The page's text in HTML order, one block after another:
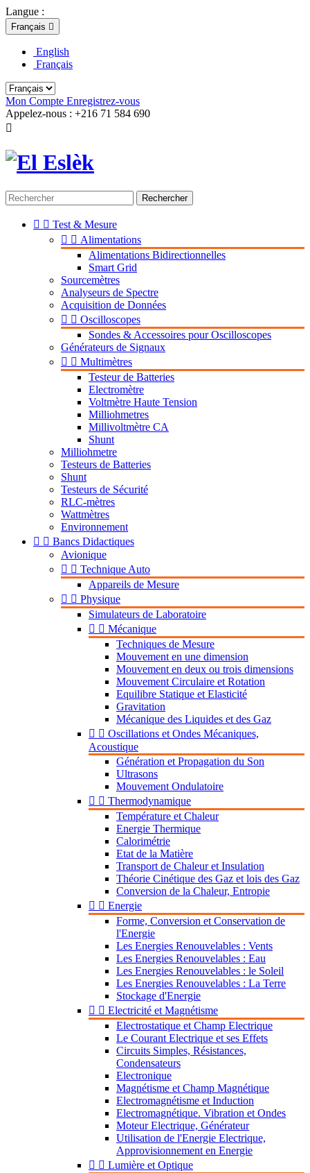
Langue :
Français 
English
Français
Mon Compte Enregistrez-vous
Appelez-nous : +216 71 584 690

Rechercher
  Test & Mesure
  Alimentations
Alimentations Bidirectionnelles
Smart Grid
Sourcemètres
Analyseurs de Spectre
Acquisition de Données
  Oscilloscopes
Sondes & Accessoires pour Oscilloscopes
Générateurs de Signaux
  Multimètres
Testeur de Batteries
Electromètre
Voltmètre Haute Tension
Milliohmetres
Millivoltmètre CA
Shunt
Milliohmetre
Testeurs de Batteries
Shunt
Testeurs de Sécurité
RLC-mètres
Wattmètres
Environnement
  Bancs Didactiques
Avionique
  Technique Auto
Appareils de Mesure
  Physique
Simulateurs de Laboratoire
  Mécanique
Techniques de Mesure
Mouvement en une dimension
Mouvement en deux ou trois dimensions
Mouvement Circulaire et Rotation
Equilibre Statique et Elasticité
Gravitation
Mécanique des Liquides et des Gaz
  Oscillations et Ondes Mécaniques,
Acoustique
Génération et Propagation du Son
Ultrasons
Mouvement Ondulatoire
  Thermodynamique
Température et Chaleur
Energie Thermique
Calorimétrie
Etat de la Matière
Transport de Chaleur et Insulation
Théorie Cinétique des Gaz et lois des Gaz
Conversion de la Chaleur, Entropie
  Energie
Forme, Conversion et Conservation de
l'Energie
Les Energies Renouvelables : Vents
Les Energies Renouvelables : Eau
Les Energies Renouvelables : le Soleil
Les Energies Renouvelables : La Terre
Stockage d'Energie
  Electricité et Magnétisme
Electrostatique et Champ Electrique
Le Courant Electrique et ses Effets
Circuits Simples, Résistances,
Condensateurs
Electronique
Magnétisme et Champ Magnétique
Electromagnétisme et Induction
Electromagnétique. Vibration et Ondes
Moteur Electrique, Générateur
Utilisation de l'Energie Electrique,
Approvisionnement en Energie
  Lumière et Optique